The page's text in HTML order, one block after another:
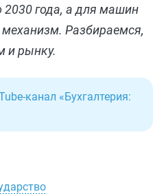
2030 года, а для машин
Разбираемся,
и рынку.
канал «Бухгалтерия: